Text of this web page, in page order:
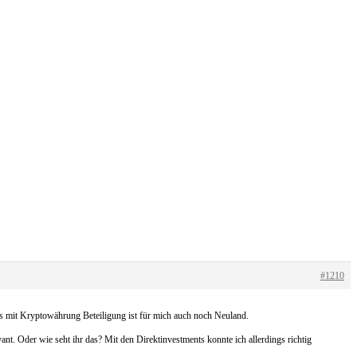
#1210
mit Kryptowährung Beteiligung ist für mich auch noch Neuland.
Oder wie seht ihr das? Mit den Direktinvestments konnte ich allerdings richtig